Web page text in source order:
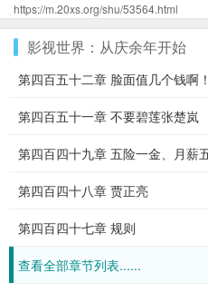
https://m.20xs.org/shu/53564.html
影视世界：从庆余年开始
第四百五十二章 脸面值几个钱啊！
第四百五十一章 不要碧莲张楚岚
第四百四十九章 五险一金、月薪
第四百四十八章 贾正亮
第四百四十七章 规则
查看全部章节列表......